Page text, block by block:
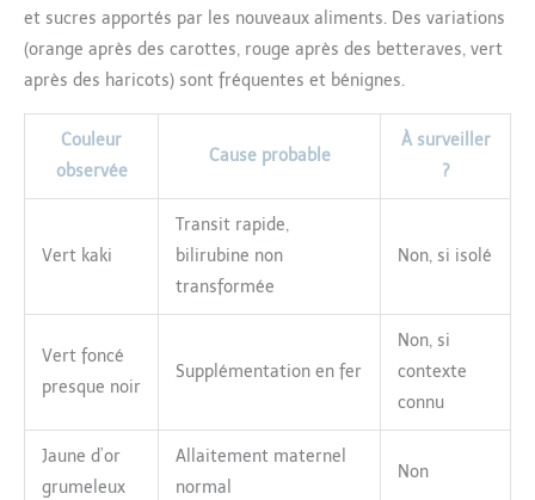
et sucres apportés par les nouveaux aliments. Des variations
(orange après des carottes, rouge après des betteraves, vert
après des haricots) sont fréquentes et bénignes.
Couleur
observée
Cause probable
À surveiller
?
Vert kaki
Transit rapide,
bilirubine non
transformée
Non, si isolé
Vert foncé
presque noir
Supplémentation en fer
Non, si
contexte
connu
Jaune d’or
grumeleux
Allaitement maternel
normal
Non